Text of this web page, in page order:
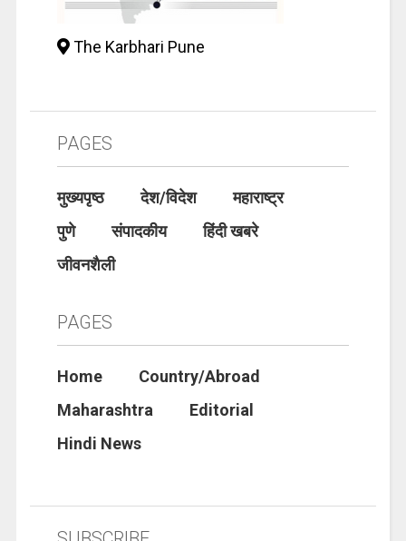
The Karbhari Pune
PAGES
मुख्यपृष्ठ देश/विदेश
महाराष्ट्र
पुणे
संपादकीय
हिंदी खबरे
जीवनशैली
PAGES
Home
Country/Abroad
Maharashtra
Editorial
Hindi News